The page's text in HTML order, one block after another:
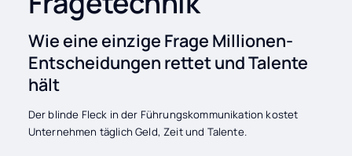
Wie eine einzige Frage Millionen-
Entscheidungen rettet und Talente
hält
Der blinde Fleck in der Führungskommunikation kostet
Unternehmen täglich Geld, Zeit und Talente.